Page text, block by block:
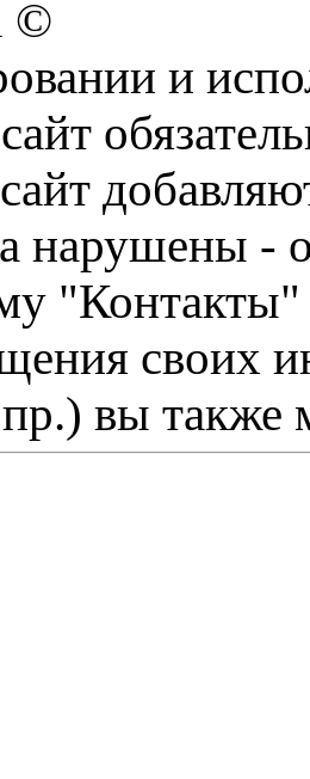
©
и
нарушены -
"Контакты"
своих
вы также